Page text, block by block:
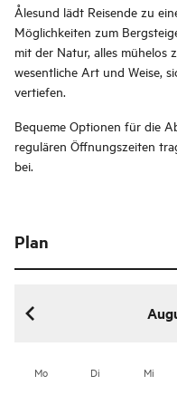
Ålesund lädt Reisende zu
Möglichkeiten zum
mit der Natur, alles mühelos
wesentliche Art und Weise,
vertiefen.
Bequeme Optionen für die
regulären Öffnungszeiten
bei.
Plan
Mo Di Mi